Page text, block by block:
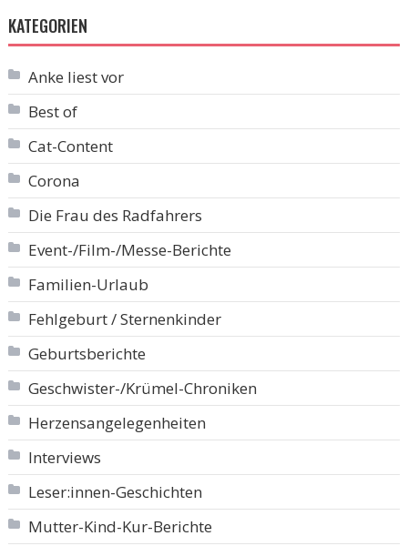
KATEGORIEN
Anke liest vor
Best of
Cat-Content
Corona
Die Frau des Radfahrers
Event-/Film-/Messe-Berichte
Familien-Urlaub
Fehlgeburt / Sternenkinder
Geburtsberichte
Geschwister-/Krümel-Chroniken
Herzensangelegenheiten
Interviews
Leser:innen-Geschichten
Mutter-Kind-Kur-Berichte